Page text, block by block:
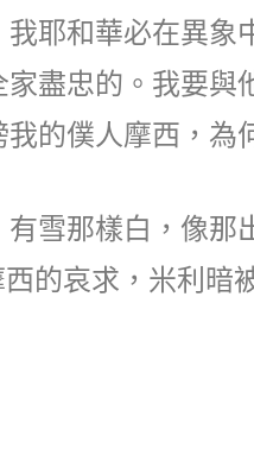
耶和華必在異
盡忠的。我要與
的僕人摩西，為
雪那樣白，像那
的哀求，米利暗